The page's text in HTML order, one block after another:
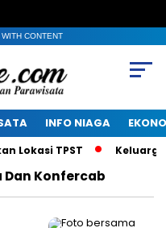
CONTENT
INFO NIAGA
TPST Keluarga
Dan Konfercab